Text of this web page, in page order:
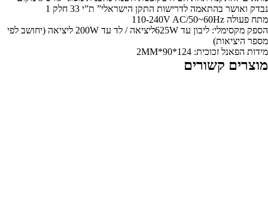
נבדק ואושר בהתאמה לדרישות התקן הישראלי” ת”י 33 חלק 1
מתח פעולה 110-240V AC/50~60Hz
הספק מקסימלי: ליבון עד 625Wליציאה / לד עד 200W ליציאה (יחושב לפי
מספר היציאות)
מידות הפאנל זכוכית: 124*90*2MM
מוצרים קשורים